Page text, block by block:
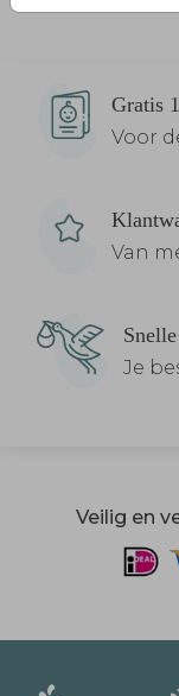
Gratis
Voor
Van
Je
Veilig en